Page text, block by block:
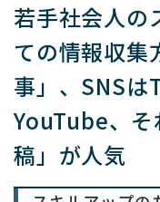
若手社会人の
ての情報収集
事」、SNS
YouTube、
稿」が人気